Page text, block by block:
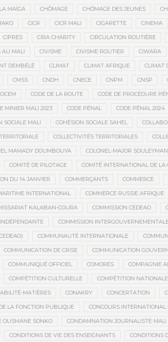
MAÏGA CHÔMAGE CHÔMAGE DES JEUNES
CICR CICR MALI CIGARETTE CINEMA
CIPRES CIRA CHARITY CIRCULATION ROUTIÈRE
AU MALI CIVISME CIVISME ROUTIER CIWARA
DEMBÉLÉ CLIMAT CLIMAT AFRIQUE CLIMAT
CMSS CNDH CNECE CNPM CNSP
CODE DE LA ROUTE CODE DE PROCÉDURE
MINIER MALI 2023 CODE PÉNAL CODE PÉNAL 2024
SOCIALE MALI COHÉSION SOCIALE SAHEL
COLLECTIVITÉS TERRITORIALES
MAMADY DOUMBOUYA COLONEL-MAJOR
COMITÉ DE PILOTAGE COMITÉ INTERNATIONAL DE LA
DU 14 JANVIER COMMERÇANTS COMMERCE
INTERNATIONAL COMMERCE RUSSIE AFRIQUE
KALABAN-COURA COMMISSION CEDEAO
COMMISSION
COMMUNAUTÉ INTERNATIONALE
COMMUNICATION DE CRISE COMMUNICATION
COMMUNIQUÉ OFFICIEL COMORES COMPAGNIE
COMPÉTITION CULTURELLE COMPÉTITION NATIONALE
MATIÈRES CONAKRY CONCERTATION
LA FONCTION PUBLIQUE CONCOURS INTERNATIONAL
OUSMANE SONKO CONDAMNATION JOURNALISTE MALI
CONDITIONS DE VIE DES ENSEIGNANTS CONDITIONS